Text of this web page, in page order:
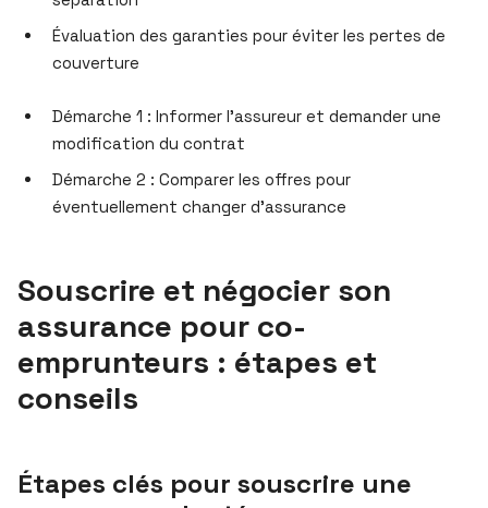
Évaluation des garanties pour éviter les pertes de
couverture
Démarche 1 : Informer l’assureur et demander une
modification du contrat
Démarche 2 : Comparer les offres pour
éventuellement changer d’assurance
Souscrire et négocier son
assurance pour co-
emprunteurs : étapes et
conseils
Étapes clés pour souscrire une